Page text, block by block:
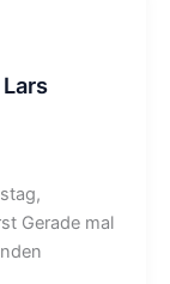
Gerade mal